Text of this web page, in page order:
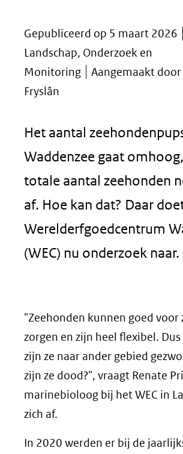
Gepubliceerd op 5 maart 2026
Landschap, Onderzoek en
Monitoring
Aangemaakt
Fryslân
Het aantal
Waddenzee gaat
totale aantal zeehonden
af. Hoe kan dat? Daar
Werelderfgoedcentrum
(WEC) nu onderzoek naar.
"Zeehonden kunnen goed voor
zorgen en zijn heel flexibel. Dus
zijn ze naar ander gebied
zijn ze dood?", vraagt Renate
marinebioloog bij het WEC in
zich af.
In 2020 werden er bij de